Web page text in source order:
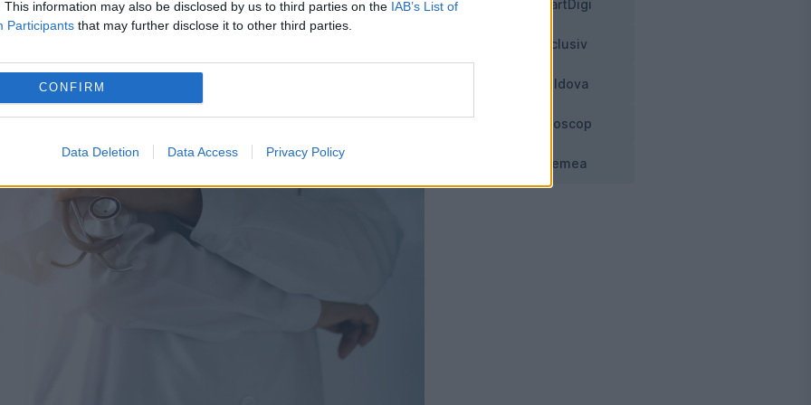
This information may also be disclosed by us to third parties on the IAB’s List of
Participants that may further disclose it to other third parties.
CONFIRM
Data Deletion Data Access Privacy Policy
un punct de recoltare a sângelui.
SmartDigi
Exclusiv
Moldova
Horoscop
Vremea